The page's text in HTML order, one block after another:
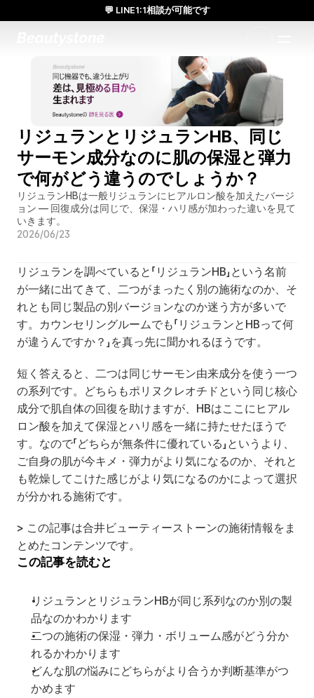
リジュランとリジュランHB、同じ
サーモン成分なのに肌の保湿と弾力
で何がどう違うのでしょうか？
リジュランHBは一般リジュランにヒアルロン酸を加えたバージ
ョン — 回復成分は同じで、保湿・ハリ感が加わった違いを見て
いきます。
2026/06/23
リジュランを調べていると「リジュランHB」という名前
が一緒に出てきて、二つがまったく別の施術なのか、そ
れとも同じ製品の別バージョンなのか迷う方が多いで
す。カウンセリングルームでも「リジュランとHBって何
が違うんですか？」を真っ先に聞かれるほうです。
短く答えると、二つは同じサーモン由来成分を使う一つ
の系列です。どちらもポリヌクレオチドという同じ核心
成分で肌自体の回復を助けますが、HBはここにヒアル
ロン酸を加えて保湿とハリ感を一緒に持たせたほうで
す。なので「どちらが無条件に優れている」というより、
ご自身の肌が今キメ・弾力がより気になるのか、それと
も乾燥してこけた感じがより気になるのかによって選択
が分かれる施術です。
> この記事は合井ビューティーストーンの施術情報をま
とめたコンテンツです。
この記事を読むと
リジュランとリジュランHBが同じ系列なのか別の製
品なのかわかります
二つの施術の保湿・弾力・ボリューム感がどう分か
れるかわかります
どんな肌の悩みにどちらがより合うか判断基準がつ
かめます
💬 LINE1:1相談が可能です
日本人通訳常駐／お得な体験価格／満足度の高い効果